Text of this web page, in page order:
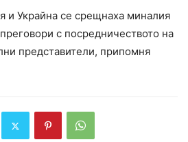
и Украйна се срещнаха миналия
с посредничеството на
представители, припомня